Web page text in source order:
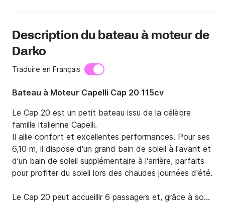
Description du bateau à moteur de
Darko
Traduire en Français
Bateau à Moteur Capelli Cap 20 115cv
Le Cap 20 est un petit bateau issu de la célèbre
famille italienne Capelli.
Il allie confort et excellentes performances. Pour ses
6,10 m, il dispose d'un grand bain de soleil à l'avant et
d'un bain de soleil supplémentaire à l'arrière, parfaits
pour profiter du soleil lors des chaudes journées d'été.
Le Cap 20 peut accueillir 6 passagers et, grâce à son